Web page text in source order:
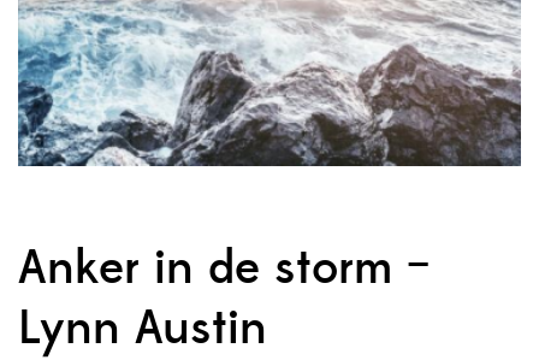
Anker in de storm –
Lynn Austin